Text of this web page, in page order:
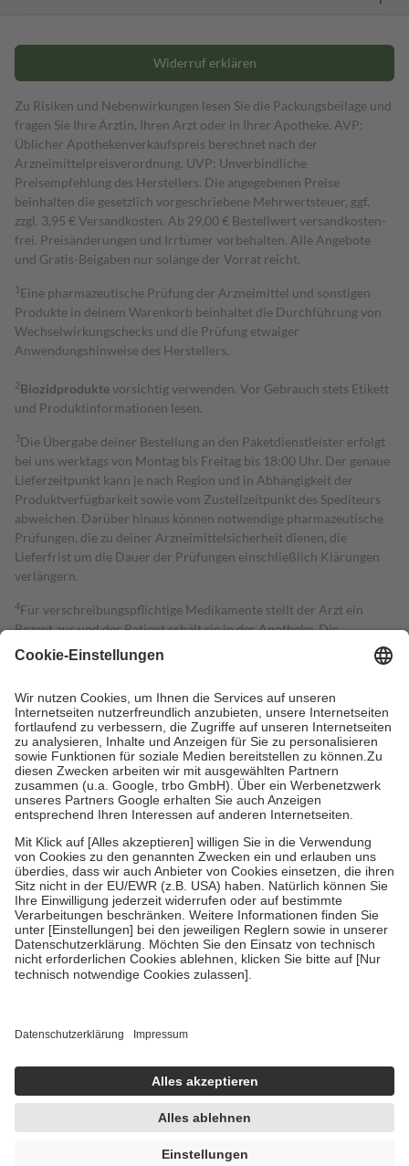
Widerruf erklären
Zu Risiken und Nebenwirkungen lesen Sie die Packungsbeilage und
fragen Sie Ihre Ärztin, Ihren Arzt oder in Ihrer Apotheke. AVP:
Üblicher Apothekenverkaufspreis berechnet nach der
Arzneimittelpreisverordnung. UVP: Unverbindliche
Preisempfehlung des Herstellers. Die angegebenen Preise
beinhalten die gesetzlich vorgeschriebene Mehrwertsteuer, ggf.
zzgl. 3,95 € Versandkosten. Ab 29,00 € Bestell­wert versand­kosten­
frei. Preisänderungen und Irrtümer vorbehalten. Alle Angebote
und Gratis-Beigaben nur solange der Vorrat reicht.
1 Eine pharmazeutische Prüfung der Arzneimittel und sonstigen
Produkte in deinem Warenkorb beinhaltet die Durchführung von
Wechselwirkungschecks und die Prüfung etwaiger
Anwendungshinweise des Herstellers.
2Biozidproduktevorsichtig verwenden. Vor Gebrauch stets Etikett
und Produktinformationen lesen.
3Die Übergabe deiner Bestellung an den Paketdienstleister erfolgt
bei uns werktags von Montag bis Freitag bis 18:00 Uhr. Der genaue
Lieferzeitpunkt kann je nach Region und in Abhängigkeit der
Produktverfügbarkeit sowie vom Zustellzeitpunkt des Spediteurs
abweichen. Darüber hinaus können notwendige pharmazeutische
Prüfungen, die zu deiner Arzneimittelsicherheit dienen, die
Lieferfrist um die Dauer der Prüfungen einschließlich Klärungen
verlängern.
4Für verschreibungspflichtige Medikamente stellt der Arzt ein
Rezept aus und der Patient erhält sie in der Apotheke. Die
gesetzliche Krankenversicherung übernimmt in der Regel die
Kosten dafür, der Versicherte trägt einen Teil davon als Zuzahlung
Grundsätzlich leisten Mitglieder Zuzahlungen in Höhe von zehn
Prozent des Abgabepreises,mindestens jedochfünf Euround
höchstens zehn Euro.Es sind jedoch nie mehr als die tatsächlichen
Kosten der Leistung zu entrichten.
Diese Regeln gelten grundsätzlich auch für Online-Apotheken.
Bei Heilmitteln und häuslicher Krankenpflege beträgt die
Zuzahlung zehn Prozent der Kosten sowie zehn Euro je
Verordnung.
Um das Engagement der Versicherten für ihre eigene Gesundheit zu
stärken und die besondere Stellung der Familie zu unterstützen,
fallenkeine Zuzahlungenan bei:
• Kindern und Jugendlichen bis zum vollendeten 18. Lebensjahr
mit Ausnahme der Fahrkosten
• Untersuchungen zur Vorsorge und Früherkennung, die von der
GKV getragen werden
Einholung von Bewertungen. Trusted Shops hat Maßnahmen
getroffen, um sicherzustellen, dass es sich um echte Bewertungen
handelt. Mehr Informationen findest du hier:
https://help.etrusted.com/hc/de/articles/4419944605341